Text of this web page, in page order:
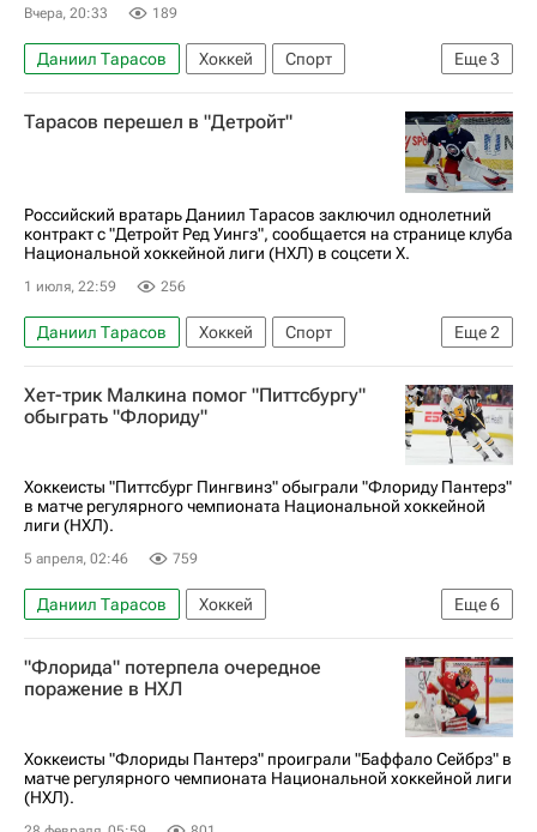
Вчера, 20:33 189
Еще3
Даниил Тарасов Хоккей
Спорт
СКА (Санкт-Петербург)
Салават Юлаев
КХЛ 2025-2026
Тарасов перешел в "Детройт"
Российский вратарь Даниил Тарасов заключил однолетний
контракт с "Детройт Ред Уингз", сообщается на странице клуба
Национальной хоккейной лиги (НХЛ) в соцсети Х.
1 июля, 22:59 256
Еще2
Даниил Тарасов Хоккей
Спорт
Детройт Ред Уингз
Национальная хоккейная лига (НХЛ)
Хет-трик Малкина помог "Питтсбургу"
обыграть "Флориду"
Хоккеисты "Питтсбург Пингвинз" обыграли "Флориду Пантерз"
в матче регулярного чемпионата Национальной хоккейной
лиги (НХЛ).
5 апреля, 02:46 759
Еще6
Даниил Тарасов
Хоккей
Национальная хоккейная лига (НХЛ)
Питтсбург Пингвинз
Флорида Пантерз
Сергей Бобровский
"Флорида" потерпела очередное
поражение в НХЛ
Хоккеисты "Флориды Пантерз" проиграли "Баффало Сейбрз" в
матче регулярного чемпионата Национальной хоккейной лиги
(НХЛ).